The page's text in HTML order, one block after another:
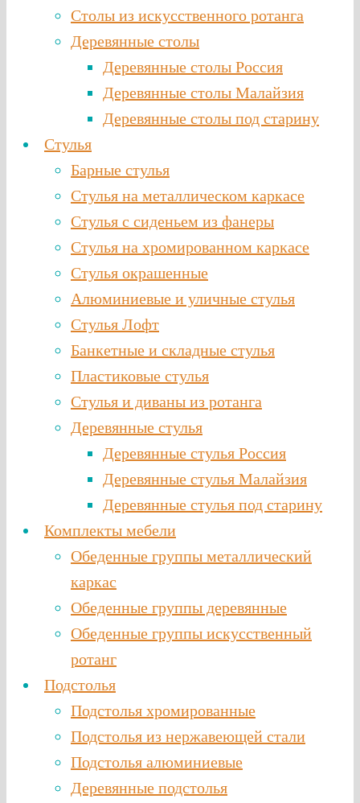
Столы из искусственного ротанга
Деревянные столы
Деревянные столы Россия
Деревянные столы Малайзия
Деревянные столы под старину
Стулья
Барные стулья
Стулья на металлическом каркасе
Стулья с сиденьем из фанеры
Стулья на хромированном каркасе
Стулья окрашенные
Алюминиевые и уличные стулья
Стулья Лофт
Банкетные и складные стулья
Пластиковые стулья
Стулья и диваны из ротанга
Деревянные стулья
Деревянные стулья Россия
Деревянные стулья Малайзия
Деревянные стулья под старину
Комплекты мебели
Обеденные группы металлический
каркас
Обеденные группы деревянные
Обеденные группы искусственный
ротанг
Подстолья
Подстолья хромированные
Подстолья из нержавеющей стали
Подстолья алюминиевые
Деревянные подстолья